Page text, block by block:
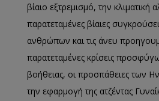
βίαιο εξτρεμισμό, την κλιματική
παρατεταμένες βίαιες
ανθρώπων και τις άνευ
παρατεταμένες κρίσεις
βοήθειας, οι προσπάθειες των
την εφαρμογή της ατζέντας